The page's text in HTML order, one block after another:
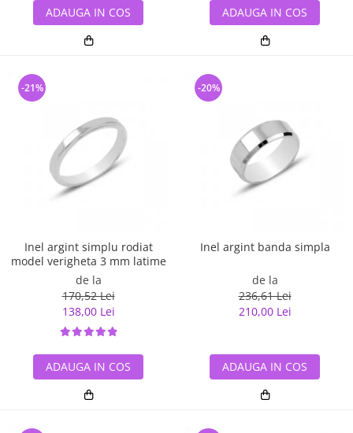
ADAUGA IN COS ADAUGA IN COS
Inel argint simplu rodiat
model verigheta 3 mm latime
de la
170,52 Lei
138,00 Lei
-21%
ADAUGA IN COS
Inel argint banda simpla
de la
236,61 Lei
210,00 Lei
-20%
ADAUGA IN COS